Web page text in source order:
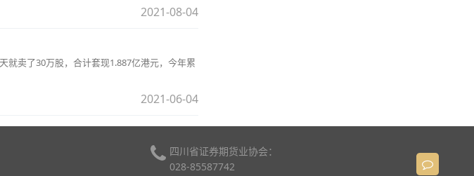
2021-08-04
就卖了30万股，合计套现1.887亿港元，今年累
2021-06-04
四川省证券期货业协会：
028-85587742